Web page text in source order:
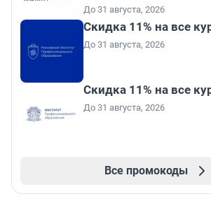
До 31 августа, 2026
Скидка 11% на все
До 31 августа, 2026
Скидка 11% на все
До 31 августа, 2026
Все промокоды